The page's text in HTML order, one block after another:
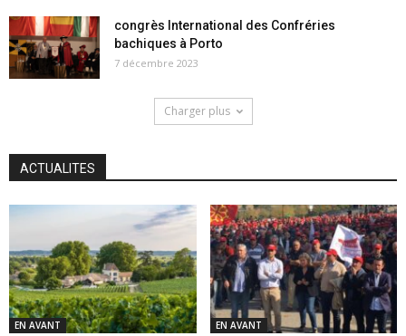
congrès International des Confréries
bachiques à Porto
7 décembre 2023
Charger plus
ACTUALITES
EN AVANT EN AVANT